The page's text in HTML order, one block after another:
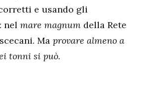
e usando gli
nel mare magnum della Rete
Ma provare almeno a
tonni si può.